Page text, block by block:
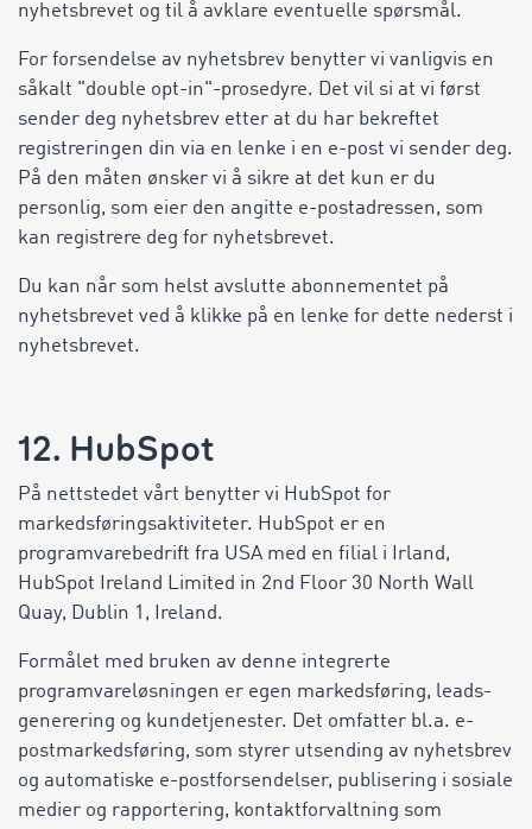
nyhetsbrevet og til å avklare eventuelle spørsmål.
For forsendelse av nyhetsbrev benytter vi vanligvis en
såkalt "double opt-in"-prosedyre. Det vil si at vi først
sender deg nyhetsbrev etter at du har bekreftet
registreringen din via en lenke i en e-post vi sender deg.
På den måten ønsker vi å sikre at det kun er du
personlig, som eier den angitte e-postadressen, som
kan registrere deg for nyhetsbrevet.
Du kan når som helst avslutte abonnementet på
nyhetsbrevet ved å klikke på en lenke for dette nederst i
nyhetsbrevet.
12. HubSpot
På nettstedet vårt benytter vi HubSpot for
markedsføringsaktiviteter. HubSpot er en
programvarebedrift fra USA med en filial i Irland,
HubSpot Ireland Limited in 2nd Floor 30 North Wall
Quay, Dublin 1, Ireland.
Formålet med bruken av denne integrerte
programvareløsningen er egen markedsføring, leads-
generering og kundetjenester. Det omfatter bl.a. e-
postmarkedsføring, som styrer utsending av nyhetsbrev
og automatiske e-postforsendelser, publisering i sosiale
medier og rapportering, kontaktforvaltning som